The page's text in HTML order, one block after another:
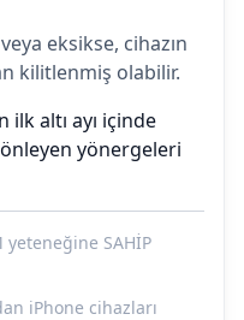
eksikse, cihazın
kilitlenmiş olabilir.
ilk altı ayı içinde
önleyen yönergeleri
yeteneğine SAHİP
iPhone cihazları